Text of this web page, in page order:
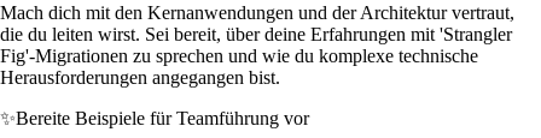
Mach dich mit den Kernanwendungen und der Architektur vertraut,
die du leiten wirst. Sei bereit, über deine Erfahrungen mit 'Strangler
Fig'-Migrationen zu sprechen und wie du komplexe technische
Herausforderungen angegangen bist.
✨Bereite Beispiele für Teamführung vor